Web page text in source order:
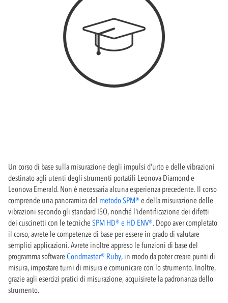
Un corso di base sulla misurazione degli impulsi d'urto e delle vibrazioni
destinato agli utenti degli strumenti portatili Leonova Diamond e
Leonova Emerald. Non è necessaria alcuna esperienza precedente. Il corso
comprende una panoramica del metodo SPM® e della misurazione delle
vibrazioni secondo gli standard ISO, nonché l'identificazione dei difetti
dei cuscinetti con le tecniche SPM HD® e HD ENV®. Dopo aver completato
il corso, avrete le competenze di base per essere in grado di valutare
semplici applicazioni. Avrete inoltre appreso le funzioni di base del
programma software Condmaster® Ruby, in modo da poter creare punti di
misura, impostare turni di misura e comunicare con lo strumento. Inoltre,
grazie agli esercizi pratici di misurazione, acquisirete la padronanza dello
strumento.